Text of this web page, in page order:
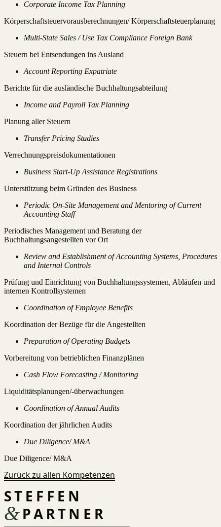
Corporate Income Tax Planning
Körperschaftsteuervorausberechnungen/ Körperschaftsteuerplanung
Multi-State Sales / Use Tax Compliance Foreign Bank
Steuern bei Entsendungen ins Ausland
Account Reporting Expatriate
Berichte für die ausländische Buchhaltungsabteilung
Income and Payroll Tax Planning
Planung aller Steuern
Transfer Pricing Studies
Verrechnungspreisdokumentationen
Business Start-Up Assistance Registrations
Unterstützung beim Gründen des Business
Periodic On-Site Management and Mentoring of Current
Accounting Staff
Periodisches Management und Beratung der
Buchhaltungsangestellten vor Ort
Review and Establishment of Accounting Systems, Procedures
and Internal Controls
Prüfung und Einrichtung von Buchhaltungssystemen, Abläufen und
internen Kontrollsystemen
Coordination of Employee Benefits
Koordination der Bezüge für die Angestellten
Preparation of Operating Budgets
Vorbereitung von betrieblichen Finanzplänen
Cash Flow Forecasting / Monitoring
Liquiditätsplanungen/-überwachungen
Coordination of Annual Audits
Koordination der jährlichen Audits
Due Diligence/ M&A
Due Diligence/ M&A
Zurück zu allen Kompetenzen
STEFFEN
&PARTNER